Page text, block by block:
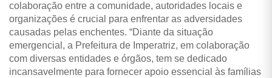
colaboração entre a comunidade, autoridades locais e
organizações é crucial para enfrentar as adversidades
causadas pelas enchentes. “Diante da situação
emergencial, a Prefeitura de Imperatriz, em colaboração
com diversas entidades e órgãos, tem se dedicado
incansavelmente para fornecer apoio essencial às famílias